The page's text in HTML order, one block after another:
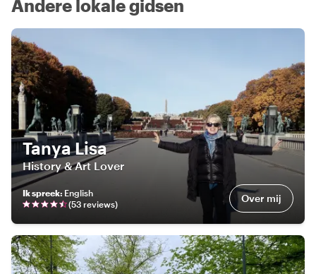
Andere lokale gidsen
Tanya Lisa
History & Art Lover
Ik spreek: English
(53 reviews) Over mij